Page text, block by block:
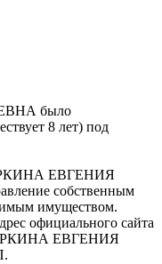
было
8 лет) под
ЕВГЕНИЯ
собственным
имуществом.
официального сайта
ЕВГЕНИЯ